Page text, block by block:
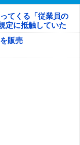
てくる「従業員の
定に抵触していた
販売